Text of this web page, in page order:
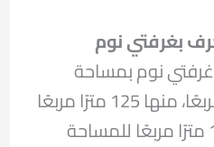
بغرفتي نوم
نوم بمساحة
إجمالية تبلغ 250 مترًا مربعًا، منها 125 مترًا مربعًا
للمساحة الداخلية و125 مترًا مربعًا للمساحة